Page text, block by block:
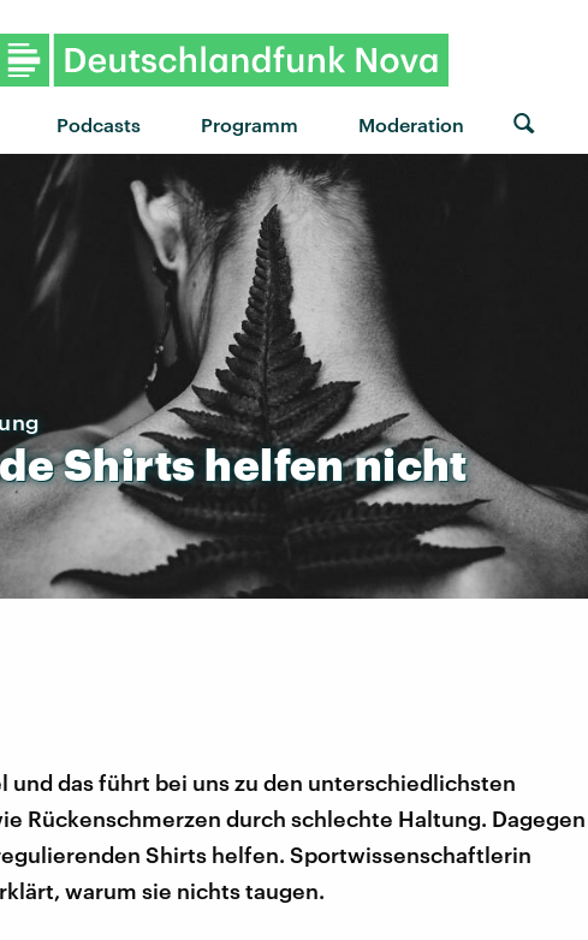
Podcasts Programm Moderation
"des fleurs" von Tove Lo X Stromae ·
Shirts helfennicht
und das führt bei uns zu den unterschiedlichsten
Rückenschmerzen durch schlechte Haltung. Dagegen
Shirts helfen. Sportwissenschaftlerin
warum sie nichts taugen.